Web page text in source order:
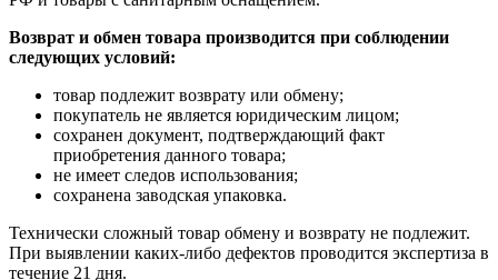
Возврат и обмен товара производится при соблюдении
следующих условий:
товар подлежит возврату или обмену;
покупатель не является юридическим лицом;
сохранен документ, подтверждающий факт
приобретения данного товара;
не имеет следов использования;
сохранена заводская упаковка.
Технически сложный товар обмену и возврату не подлежит.
При выявлении каких-либо дефектов проводится экспертиза в
течение 21 дня.